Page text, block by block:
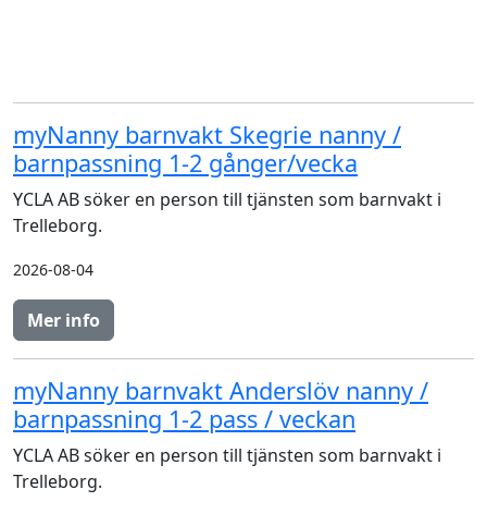
myNanny barnvakt Skegrie nanny /
barnpassning 1-2 gånger/vecka
YCLA AB söker en person till tjänsten som barnvakt i
Trelleborg.
2026-08-04
Mer info
myNanny barnvakt Anderslöv nanny /
barnpassning 1-2 pass / veckan
YCLA AB söker en person till tjänsten som barnvakt i
Trelleborg.